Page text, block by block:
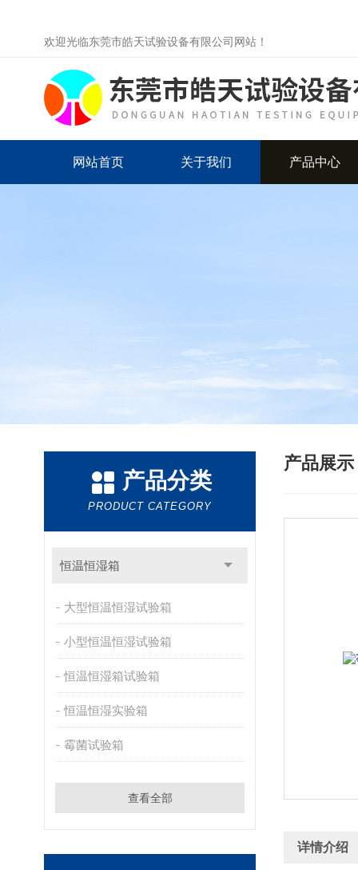
欢迎光临东莞市皓天试验设备有限公司网站！
网站首页 关于我们 产品中心
产品分类
PRODUCT CATEGORY
恒温恒湿箱
大型恒温恒湿试验箱
小型恒温恒湿试验箱
恒温恒湿箱试验箱
恒温恒湿实验箱
霉菌试验箱
查看全部
产品展示
详情介绍